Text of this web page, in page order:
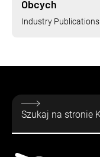
Obcych
Industry Publications